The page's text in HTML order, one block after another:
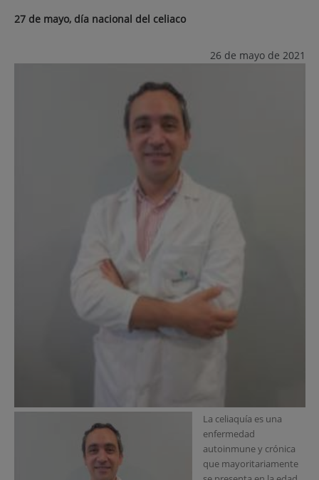
27 de mayo, día nacional del celiaco
26 de mayo de 2021
La celiaquía es una
enfermedad
autoinmune y crónica
que mayoritariamente